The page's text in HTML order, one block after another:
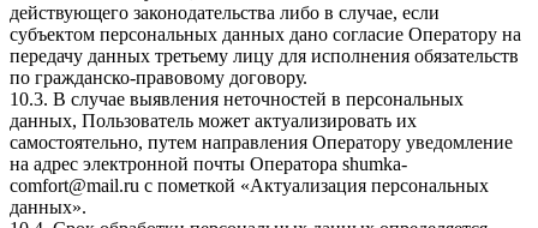
действующего законодательства либо в случае, если
субъектом персональных данных дано согласие Оператору на
передачу данных третьему лицу для исполнения обязательств
по гражданско-правовому договору.
10.3. В случае выявления неточностей в персональных
данных, Пользователь может актуализировать их
самостоятельно, путем направления Оператору уведомление
на адрес электронной почты Оператора shumka-
comfort@mail.ru с пометкой «Актуализация персональных
данных».